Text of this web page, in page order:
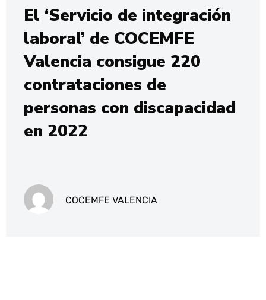
El ‘Servicio de integración
laboral’ de COCEMFE
Valencia consigue 220
contrataciones de
personas con discapacidad
en 2022
COCEMFE VALENCIA